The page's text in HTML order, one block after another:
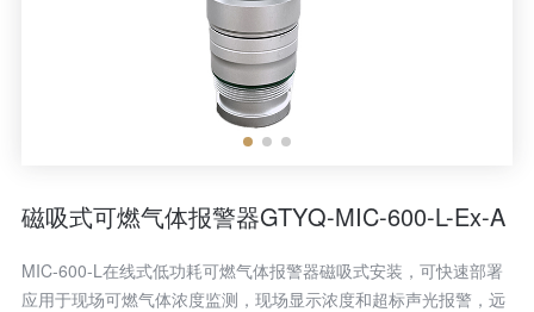
磁吸式可燃气体报警器GTYQ-MIC-600-L-Ex-A
MIC-600-L在线式低功耗可燃气体报警器磁吸式安装，可快速部署
应用于现场可燃气体浓度监测，现场显示浓度和超标声光报警，远